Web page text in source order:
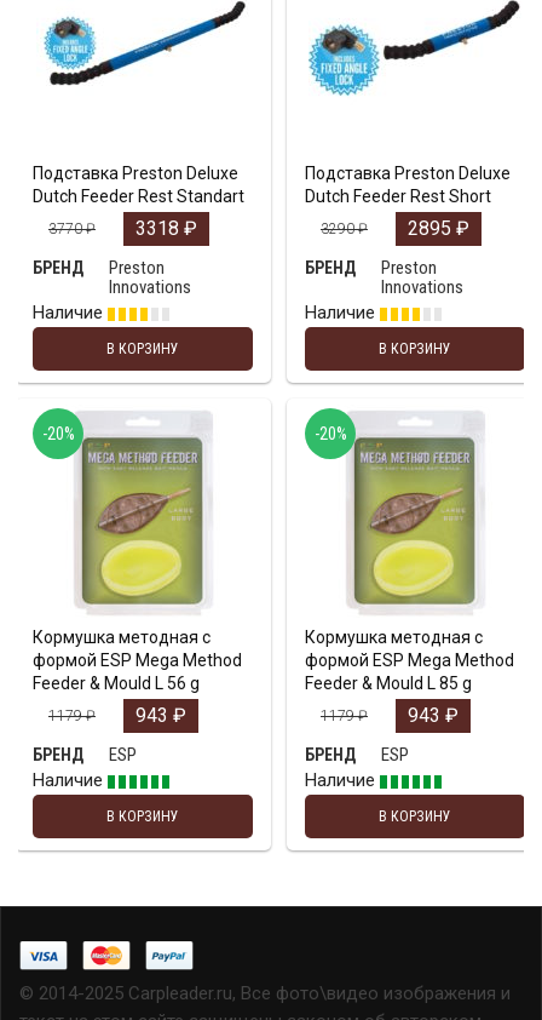
Подставка Preston Deluxe
Dutch Feeder Rest Standart
3770₽ 3318 ₽
БРЕНД
Preston
Innovations
Наличие
В КОРЗИНУ
Подставка Preston Deluxe
Dutch Feeder Rest Short
3290₽ 2895 ₽
БРЕНД
Preston
Innovations
Наличие
В КОРЗИНУ
Кормушка методная с
формой ESP Mega Method
Feeder & Mould L 56 g
1179₽ 943 ₽
БРЕНД
ESP
Наличие
В КОРЗИНУ
-20%
Кормушка методная с
формой ESP Mega Method
Feeder & Mould L 85 g
1179₽ 943 ₽
БРЕНД
ESP
Наличие
В КОРЗИНУ
-20%
© 2014-2025 Carpleader.ru, Все фото\видео изображения и